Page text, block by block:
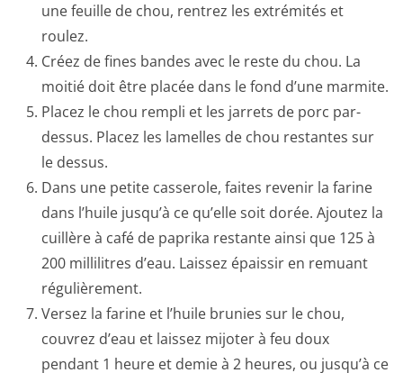
une feuille de chou, rentrez les extrémités et
roulez.
Créez de fines bandes avec le reste du chou. La
moitié doit être placée dans le fond d’une marmite.
Placez le chou rempli et les jarrets de porc par-
dessus. Placez les lamelles de chou restantes sur
le dessus.
Dans une petite casserole, faites revenir la farine
dans l’huile jusqu’à ce qu’elle soit dorée. Ajoutez la
cuillère à café de paprika restante ainsi que 125 à
200 millilitres d’eau. Laissez épaissir en remuant
régulièrement.
Versez la farine et l’huile brunies sur le chou,
couvrez d’eau et laissez mijoter à feu doux
pendant 1 heure et demie à 2 heures, ou jusqu’à ce